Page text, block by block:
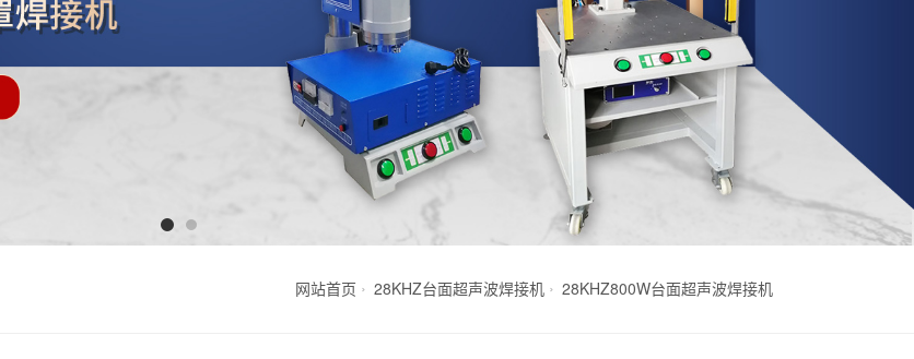
网站首页 28KHZ台面超声波焊接机 28KHZ800W台面超声波焊接机